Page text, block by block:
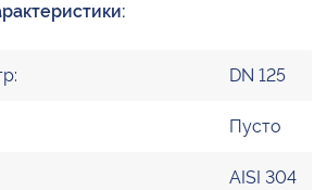
DN 125
Пусто
AISI 304